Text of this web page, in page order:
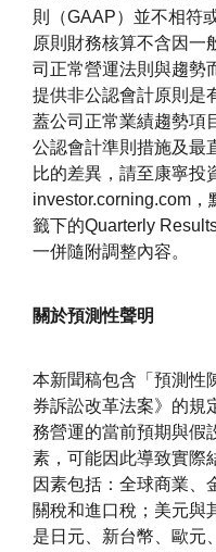
則（GAAP）並不相符
原則財務核算不含因一
司正常營運法則與趨勢
提供非公認會計原則是
蓋公司正常業績趨勢項
公認會計準則措施及最
比的差異，請至康寧投
investor.corning.com
籤下的Quarterly
一併隨附調整內容。
關於預測性聲明
本新聞稿包含「預測性
券訴訟改革法案》的規
務營運的當前預期與假
素，可能因此導致實際
因素包括：全球商業、
關稅和進口稅；美元與
是日元、新台幣、歐元